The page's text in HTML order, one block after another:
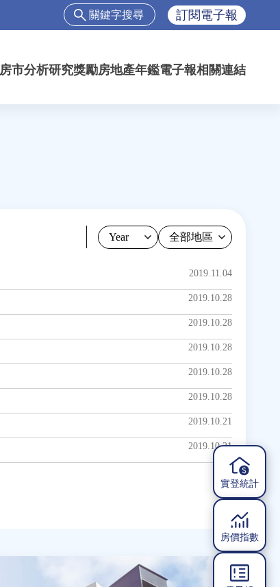
搜
表
單
搜
尋
訂閱電子報
房市分析研究獎勵房地產年鑑電子報相關連結
Year
2019.11.04
2019.10.28
2019.10.28
2019.10.28
2019.10.28
2019.10.28
2019.10.21
2019.10.21
實登統計
房價指數